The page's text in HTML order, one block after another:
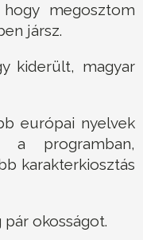
megosztom
jársz.
kiderült, magyar
európai nyelvek
a programban,
karakterkiosztás
okosságot.